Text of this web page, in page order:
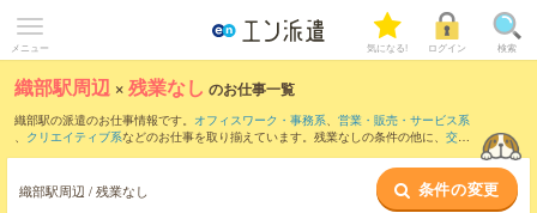
メニュー 気になる! ログイン 検索
織部駅周辺 ×残業なし のお仕事一覧
織部駅の派遣のお仕事情報です。 オフィスワーク・事務系、 営業・販売・サービス系
、 クリエイティブ系などのお仕事を取り揃えています。残業なしの条件の他に、 交通
織部駅周辺 / 残業なし 条件の変更